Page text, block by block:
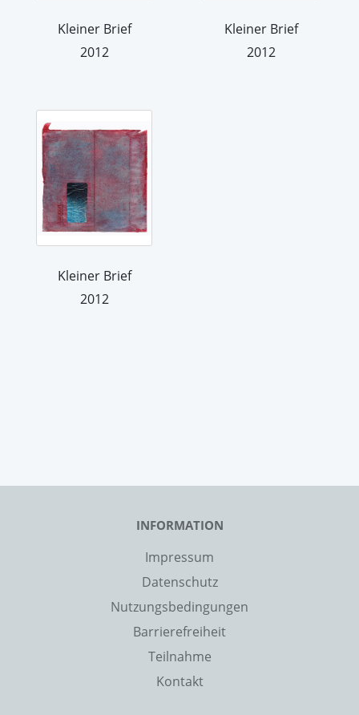
Kleiner Brief
2012
Kleiner Brief
2012
Kleiner Brief
2012
INFORMATION
Impressum
Datenschutz
Nutzungsbedingungen
Barrierefreiheit
Teilnahme
Kontakt